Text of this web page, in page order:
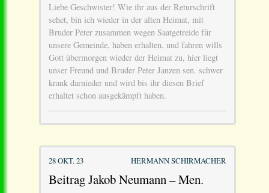
Liebe Geschwister! Wie ihr aus der Returschrift
sehet, bin ich wieder in der alten Heimat, mit
Bruder Peter zusammen wegen Saatgetreide für
unsere Gemeinde, haben erhalten, und fahren wills
Gott übermorgen wieder der Heimat zu, hier liegt
unser Freund und Bruder Peter Janzen sen. schwer
krank darnieder und wird bis ihr diesen Brief
erhaltet schon ausgekämpft haben.
28 OKT. 23 HERMANN SCHIRMACHER
Beitrag Jakob Neumann – Men.